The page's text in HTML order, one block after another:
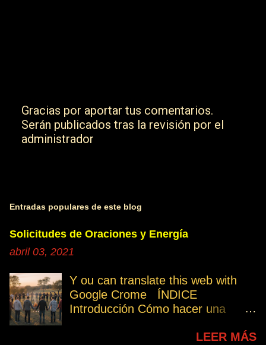
P
u
a
r
u
n
o
m
e
n
Gracias por aportar tus comentarios.
Serán publicados tras la revisión por el
administrador
Entradas populares de este blog
Solicitudes de Oraciones y Energía
abril 03, 2021
Y ou can translate this web with
Google Crome ÍNDICE
Introducción Cómo hacer una
personales Desencarnados este
LEER MÁS